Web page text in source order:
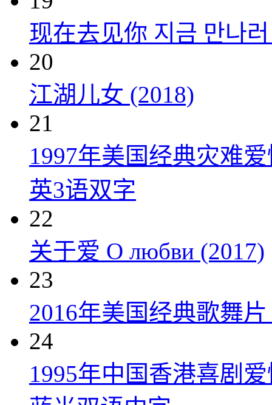
现在去见你 지금 만나
20
江湖儿女 (2018)
21
1997年美国经典灾难
英3语双字
22
关于爱 О любви (2017)
23
2016年美国经典歌舞
24
1995年中国香港喜剧